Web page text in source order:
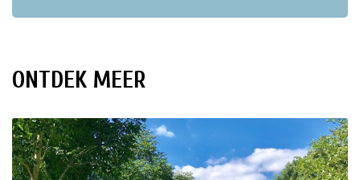
ONTDEK MEER